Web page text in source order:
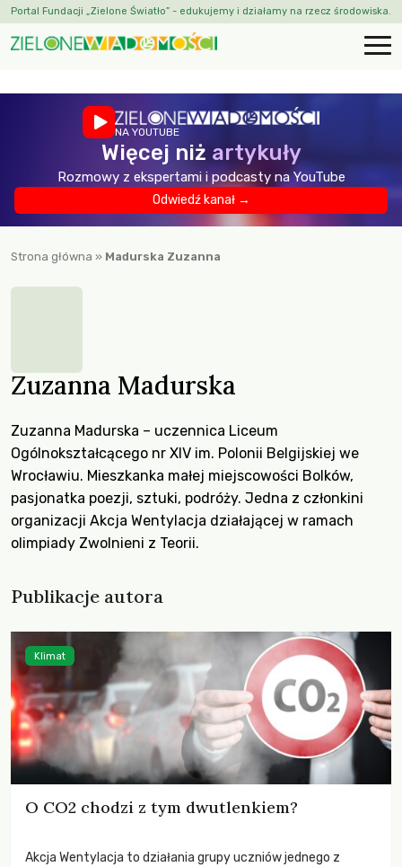
Portal Fundacji „Zielone Światło” - edukujemy i działamy na rzecz środowiska.
NA YOUTUBE
Więcej niż artykuły
Rozmowy z ekspertami i podcasty na YouTube
Odwiedź kanał →
Strona główna » Madurska Zuzanna
Zuzanna Madurska
Zuzanna Madurska – uczennica Liceum
Ogólnokształcącego nr XIV im. Polonii Belgijskiej we
Wrocławiu. Mieszkanka małej miejscowości Bolków,
pasjonatka poezji, sztuki, podróży. Jedna z członkini
organizacji Akcja Wentylacja działającej w ramach
olimpiady Zwolnieni z Teorii.
Publikacje autora
O CO2 chodzi z tym dwutlenkiem?
Akcja Wentylacja to działania grupy uczniów jednego z
Klimat